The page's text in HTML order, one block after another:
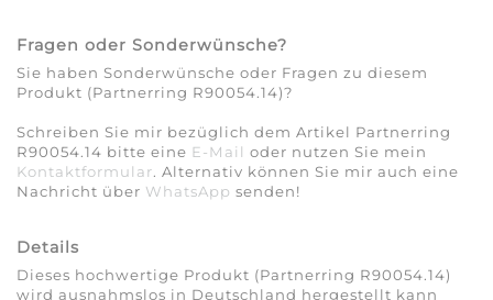
Fragen oder Sonderwünsche?
Sie haben Sonderwünsche oder Fragen zu diesem
Produkt (Partnerring R90054.14)?
Schreiben Sie mir bezüglich dem Artikel Partnerring
R90054.14 bitte eine E-Mail oder nutzen Sie mein
Kontaktformular. Alternativ können Sie mir auch eine
Nachricht über WhatsApp senden!
Details
Dieses hochwertige Produkt (Partnerring R90054.14)
wird ausnahmslos in Deutschland hergestellt kann